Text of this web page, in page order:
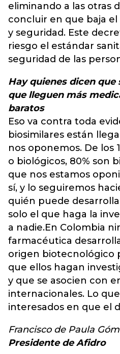
eliminando a las otras
concluir en que baja el
y seguridad. Este
riesgo el estándar
seguridad de las
Hay quienes dicen
que lleguen más
baratos
Eso va contra toda
biosimilares están
nos oponemos. De los
o biológicos, 80% son
que nos estamos
sí, y lo seguiremos
quién puede
solo el que haga la
a nadie.En Colombia
farmacéutica
origen biotecnológico
que ellos hagan
y que se asocien con
internacionales. Lo
interesados en que el
Francisco de Paula
Presidente de Afidro